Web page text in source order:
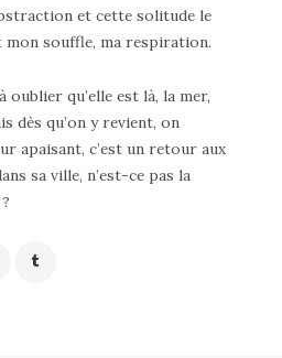
et cette solitude le
souffle, ma respiration.
oublier qu’elle est là, la mer,
dès qu’on y revient, on
apaisant, c’est un retour aux
sa ville, n’est-ce pas la